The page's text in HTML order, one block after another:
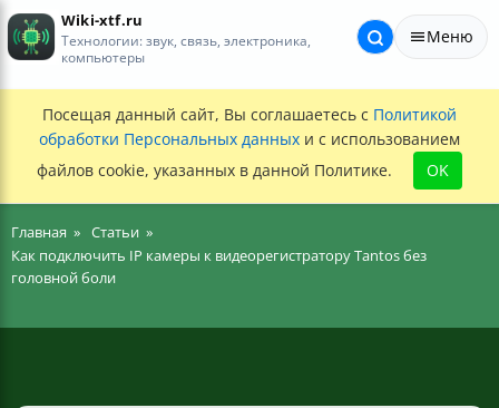
Wiki-xtf.ru
Технологии: звук, связь, электроника,
компьютеры
Меню
Посещая данный сайт, Вы соглашаетесь с Политикой
обработки Персональных данных и с использованием
файлов cookie, указанных в данной Политике.
OK
Главная
Статьи
Как подключить IP камеры к видеорегистратору Tantos без
головной боли